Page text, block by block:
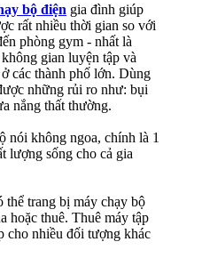
bộ điện gia đình giúp
rất nhiều thời gian so với
phòng gym - nhất là
gian luyện tập và
các thành phố lớn. Dùng
những rủi ro như: bụi
nắng thất thường.
nói không ngoa, chính là 1
lượng sống cho cả gia
thể trang bị máy chạy bộ
hoặc thuê. Thuê máy tập
cho nhiều đối tượng khác